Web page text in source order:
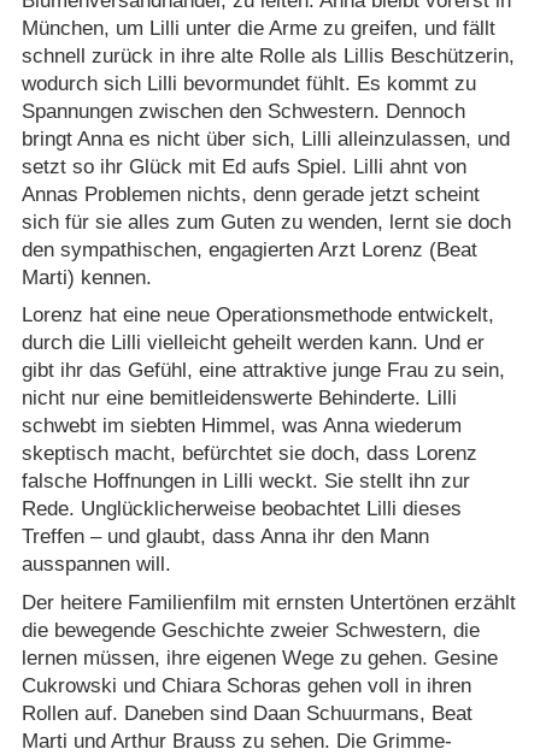
München, um Lilli unter die Arme zu greifen, und fällt
schnell zurück in ihre alte Rolle als Lillis Beschützerin,
wodurch sich Lilli bevormundet fühlt. Es kommt zu
Spannungen zwischen den Schwestern. Dennoch
bringt Anna es nicht über sich, Lilli alleinzulassen, und
setzt so ihr Glück mit Ed aufs Spiel. Lilli ahnt von
Annas Problemen nichts, denn gerade jetzt scheint
sich für sie alles zum Guten zu wenden, lernt sie doch
den sympathischen, engagierten Arzt Lorenz (Beat
Marti) kennen.
Lorenz hat eine neue Operationsmethode entwickelt,
durch die Lilli vielleicht geheilt werden kann. Und er
gibt ihr das Gefühl, eine attraktive junge Frau zu sein,
nicht nur eine bemitleidenswerte Behinderte. Lilli
schwebt im siebten Himmel, was Anna wiederum
skeptisch macht, befürchtet sie doch, dass Lorenz
falsche Hoffnungen in Lilli weckt. Sie stellt ihn zur
Rede. Unglücklicherweise beobachtet Lilli dieses
Treffen – und glaubt, dass Anna ihr den Mann
ausspannen will.
Der heitere Familienfilm mit ernsten Untertönen erzählt
die bewegende Geschichte zweier Schwestern, die
lernen müssen, ihre eigenen Wege zu gehen. Gesine
Cukrowski und Chiara Schoras gehen voll in ihren
Rollen auf. Daneben sind Daan Schuurmans, Beat
Marti und Arthur Brauss zu sehen. Die Grimme-